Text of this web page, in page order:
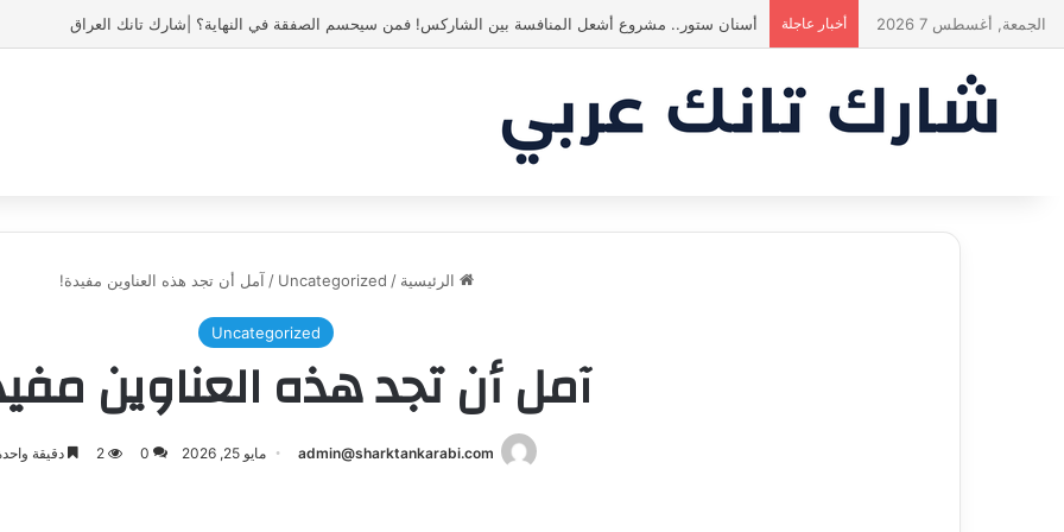
الجمعة, أغسطس 7 2026 أخبار عاجلة أسنان ستور.. مشروع أشعل المنافسة بين الشاركس! فمن سيحسم الصفقة في النهاية؟ |شارك تانك العراق
الرئيسية /
Uncategorized
/ آمل أن تجد هذه العناوين مفيدة!
Uncategorized
آمل أن تجد هذه العناوين
admin@sharktankarabi.com مايو 25, 2026 0
2 دقيقة